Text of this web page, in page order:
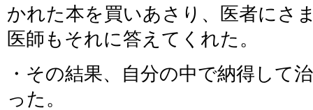
かれた本を買いあさり、医者にさ
医師もそれに答えてくれた。
・その結果、自分の中で納得して
った。